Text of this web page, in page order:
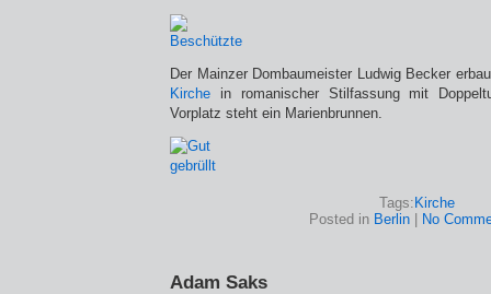
Der Mainzer Dombaumeister Ludwig Becker
Kirche in romanischer Stilfassung mit
Vorplatz steht ein Marienbrunnen.
Tags: Kirche
Posted in Berlin| No
Adam Saks